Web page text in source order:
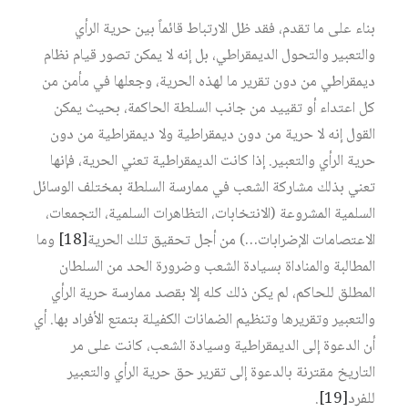
بناء على ما تقدم، فقد ظل الارتباط قائماً بين حرية الرأي
والتعبير والتحول الديمقراطي، بل إنه لا يمكن تصور قيام نظام
ديمقراطي من دون تقرير ما لهذه الحرية، وجعلها في مأمن من
كل اعتداء أو تقييد من جانب السلطة الحاكمة، بحيث يمكن
القول إنه لا حرية من دون ديمقراطية ولا ديمقراطية من دون
حرية الرأي والتعبير. إذا كانت الديمقراطية تعني الحرية، فإنها
تعني بذلك مشاركة الشعب في ممارسة السلطة بمختلف الوسائل
السلمية المشروعة (الانتخابات، التظاهرات السلمية، التجمعات،
الاعتصامات الإضرابات…) من أجل تحقيق تلك الحرية‏[18]
وما
المطالبة والمناداة بسيادة الشعب وضرورة الحد من السلطان
المطلق للحاكم، لم يكن ذلك كله إلا بقصد ممارسة حرية الرأي
والتعبير وتقريرها وتنظيم الضمانات الكفيلة بتمتع الأفراد بها. أي
أن الدعوة إلى الديمقراطية وسيادة الشعب، كانت على مر
التاريخ مقترنة بالدعوة إلى تقرير حق حرية الرأي والتعبير
للفرد‏[19]
.